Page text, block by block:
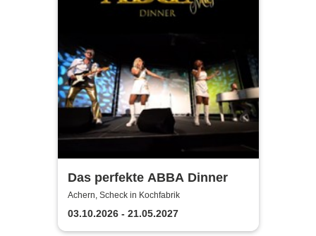
Das perfekte ABBA Dinner
Achern, Scheck in Kochfabrik
03.10.2026 - 21.05.2027